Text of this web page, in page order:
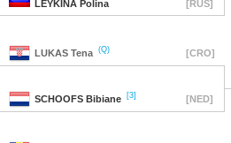
LEYKINA Polina [RUS]
LUKAS Tena (Q) [CRO]
SCHOOFS Bibiane [3] [NED]